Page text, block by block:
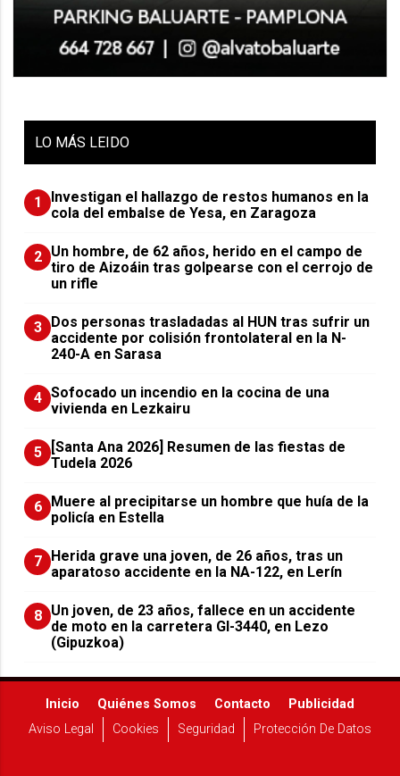
LO MÁS LEIDO
1
Investigan el hallazgo de restos humanos en la
cola del embalse de Yesa, en Zaragoza
2 Un hombre, de 62 años, herido en el campo de
tiro de Aizoáin tras golpearse con el cerrojo de
un rifle
3
​Dos personas trasladadas al HUN tras sufrir un
accidente por colisión frontolateral en la N-
240-A en Sarasa
4 Sofocado un incendio en la cocina de una
vivienda en Lezkairu
5
[Santa Ana 2026] Resumen de las fiestas de
Tudela 2026
6
Muere al precipitarse un hombre que huía de la
policía en Estella
7
Herida grave una joven, de 26 años, tras un
aparatoso accidente en la NA-122, en Lerín
8 Un joven, de 23 años, fallece en un accidente
de moto en la carretera GI-3440, en Lezo
(Gipuzkoa)
Inicio Quiénes Somos Contacto
Publicidad
Aviso Legal
Cookies Seguridad Protección De Datos